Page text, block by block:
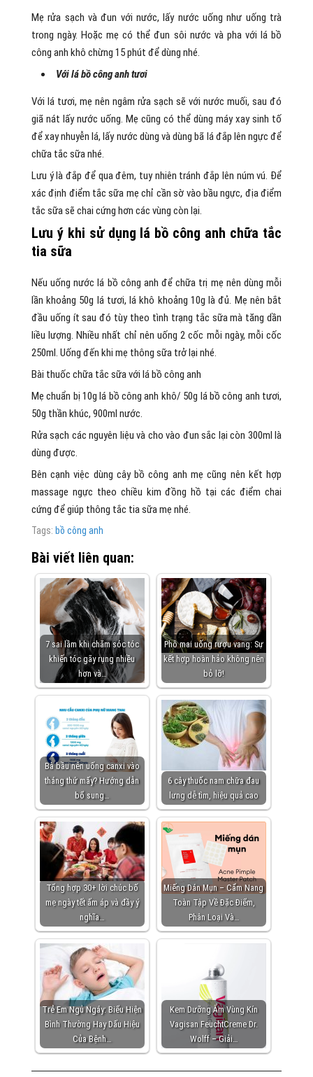
Mẹ rửa sạch và đun với nước, lấy nước uống như uống trà
trong ngày. Hoặc mẹ có thể đun sôi nước và pha với lá bồ
công anh khô chừng 15 phút để dùng nhé.
Với lá bồ công anh tươi
Với lá tươi, mẹ nên ngâm rửa sạch sẽ với nước muối, sau đó
giã nát lấy nước uống. Mẹ cũng có thể dùng máy xay sinh tố
để xay nhuyễn lá, lấy nước dùng và dùng bã lá đắp lên ngực để
chữa tắc sữa nhé.
Lưu ý là đắp để qua đêm, tuy nhiên tránh đắp lên núm vú. Để
xác định điểm tắc sữa mẹ chỉ cần sờ vào bầu ngực, địa điểm
tắc sữa sẽ chai cứng hơn các vùng còn lại.
Lưu ý khi sử dụng lá bồ công anh chữa tắc
tia sữa
Nếu uống nước lá bồ công anh để chữa trị mẹ nên dùng mỗi
lần khoảng 50g lá tươi, lá khô khoảng 10g là đủ. Mẹ nên bắt
đầu uống ít sau đó tùy theo tình trạng tắc sữa mà tăng dần
liều lượng. Nhiều nhất chỉ nên uống 2 cốc mỗi ngày, mỗi cốc
250ml. Uống đến khi mẹ thông sữa trở lại nhé.
Bài thuốc chữa tắc sữa với lá bồ công anh
Mẹ chuẩn bị 10g lá bồ công anh khô/ 50g lá bồ công anh tươi,
50g thần khúc, 900ml nước.
Rửa sạch các nguyên liệu và cho vào đun sắc lại còn 300ml là
dùng được.
Bên cạnh việc dùng cây bồ công anh mẹ cũng nên kết hợp
massage ngực theo chiều kim đồng hồ tại các điểm chai
cứng để giúp thông tắc tia sữa mẹ nhé.
Tags: bồ công anh
Bài viết liên quan:
7 sai lầm khi chăm sóc tóc
khiến tóc gãy rụng nhiều
hơn và…
Phô mai uống rượu vang: Sự
kết hợp hoàn hảo không nên
bỏ lỡ!
Bà bầu nên uống canxi vào
tháng thứ mấy? Hướng dẫn
bổ sung…
6 cây thuốc nam chữa đau
lưng dễ tìm, hiệu quả cao
Tổng hợp 30+ lời chúc bố
mẹ ngày tết ấm áp và đầy ý
nghĩa…
Miếng Dán Mụn – Cẩm Nang
Toàn Tập Về Đặc Điểm,
Phân Loại Và…
Trẻ Em Ngủ Ngáy: Biểu Hiện
Bình Thường Hay Dấu Hiệu
Của Bệnh…
Kem Dưỡng Ẩm Vùng Kín
Vagisan FeuchtCreme Dr.
Wolff – Giải…